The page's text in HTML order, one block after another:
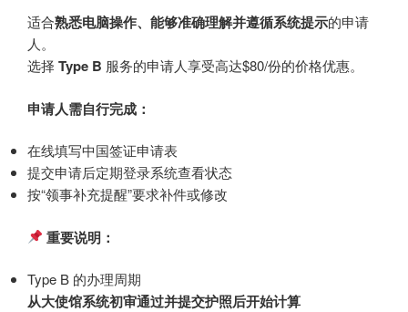
适合熟悉电脑操作、能够准确理解并遵循系统提示的申请
人。
选择 Type B 服务的申请人享受高达$80/份的价格优惠。
申请人需自行完成：
在线填写中国签证申请表
提交申请后定期登录系统查看状态
按“领事补充提醒”要求补件或修改
重要说明：
Type B 的办理周期
从大使馆系统初审通过并提交护照后开始计算